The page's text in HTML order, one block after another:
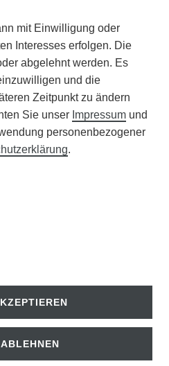
Alle Rechte vorbehalten.
mit Einwilligung oder
Interesses erfolgen. Die
abgelehnt werden. Es
und die
Zeitpunkt zu ändern
Sie unser Impressum und
personenbezogener
.